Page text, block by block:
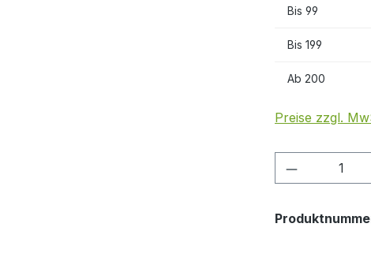
Bis 99
Bis 199
Ab 200
Preise zzgl.
Produkt